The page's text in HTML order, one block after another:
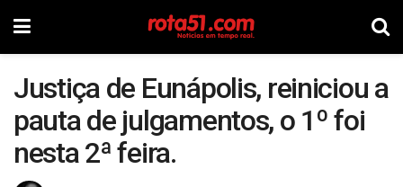
Justiça de Eunápolis, reiniciou a
pauta de julgamentos, o 1º foi
nesta 2ª feira.